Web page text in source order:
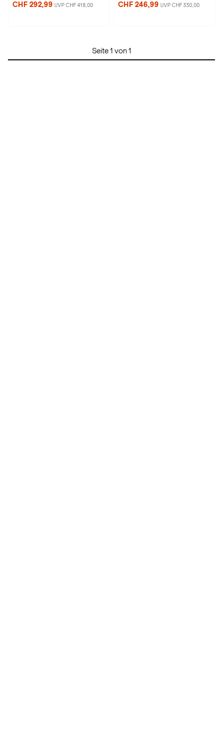
CHF 292,99 UVP CHF 418,00 CHF 246,99 UVP CHF 330,00
Seite 1 von 1